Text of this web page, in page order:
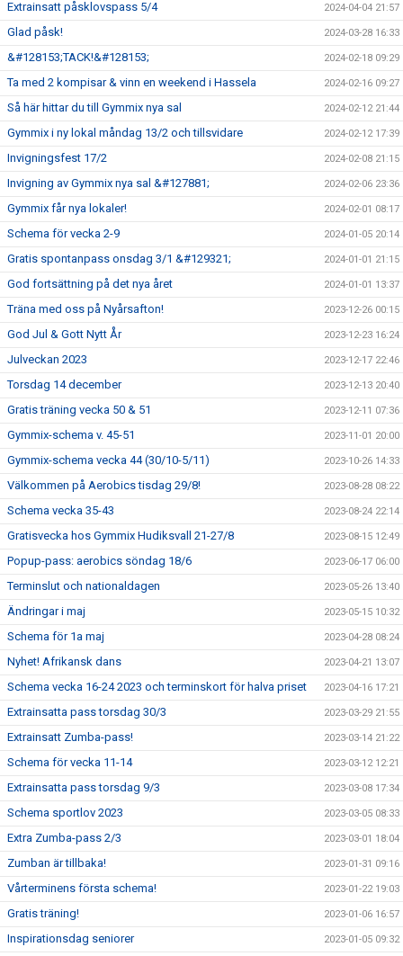
Extrainsatt påsklovspass 5/4 2024-04-04 21:57
Glad påsk! 2024-03-28 16:33
&#128153;TACK!&#128153; 2024-02-18 09:29
Ta med 2 kompisar & vinn en weekend i Hassela 2024-02-16 09:27
Så här hittar du till Gymmix nya sal 2024-02-12 21:44
Gymmix i ny lokal måndag 13/2 och tillsvidare 2024-02-12 17:39
Invigningsfest 17/2 2024-02-08 21:15
Invigning av Gymmix nya sal &#127881; 2024-02-06 23:36
Gymmix får nya lokaler! 2024-02-01 08:17
Schema för vecka 2-9 2024-01-05 20:14
Gratis spontanpass onsdag 3/1 &#129321; 2024-01-01 21:15
God fortsättning på det nya året 2024-01-01 13:37
Träna med oss på Nyårsafton! 2023-12-26 00:15
God Jul & Gott Nytt År 2023-12-23 16:24
Julveckan 2023 2023-12-17 22:46
Torsdag 14 december 2023-12-13 20:40
Gratis träning vecka 50 & 51 2023-12-11 07:36
Gymmix-schema v. 45-51 2023-11-01 20:00
Gymmix-schema vecka 44 (30/10-5/11) 2023-10-26 14:33
Välkommen på Aerobics tisdag 29/8! 2023-08-28 08:22
Schema vecka 35-43 2023-08-24 22:14
Gratisvecka hos Gymmix Hudiksvall 21-27/8 2023-08-15 12:49
Popup-pass: aerobics söndag 18/6 2023-06-17 06:00
Terminslut och nationaldagen 2023-05-26 13:40
Ändringar i maj 2023-05-15 10:32
Schema för 1a maj 2023-04-28 08:24
Nyhet! Afrikansk dans 2023-04-21 13:07
Schema vecka 16-24 2023 och terminskort för halva priset 2023-04-16 17:21
Extrainsatta pass torsdag 30/3 2023-03-29 21:55
Extrainsatt Zumba-pass! 2023-03-14 21:22
Schema för vecka 11-14 2023-03-12 12:21
Extrainsatta pass torsdag 9/3 2023-03-08 17:34
Schema sportlov 2023 2023-03-05 08:33
Extra Zumba-pass 2/3 2023-03-01 18:04
Zumban är tillbaka! 2023-01-31 09:16
Vårterminens första schema! 2023-01-22 19:03
Gratis träning! 2023-01-06 16:57
Inspirationsdag seniorer 2023-01-05 09:32